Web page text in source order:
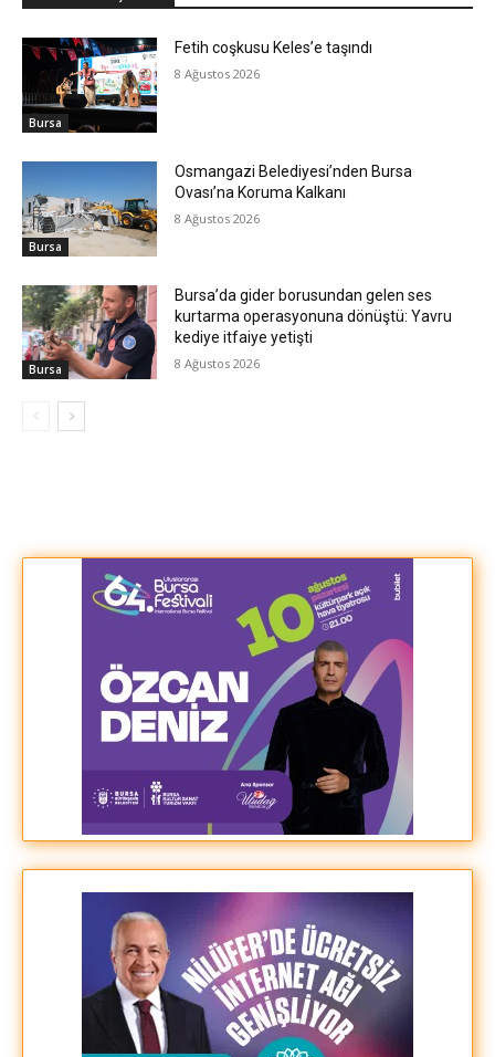
Bursa
Fetih coşkusu Keles’e taşındı
8 Ağustos 2026
Bursa
Osmangazi Belediyesi’nden Bursa
Ovası’na Koruma Kalkanı
8 Ağustos 2026
Bursa
Bursa’da gider borusundan gelen ses
kurtarma operasyonuna dönüştü: Yavru
kediye itfaiye yetişti
8 Ağustos 2026